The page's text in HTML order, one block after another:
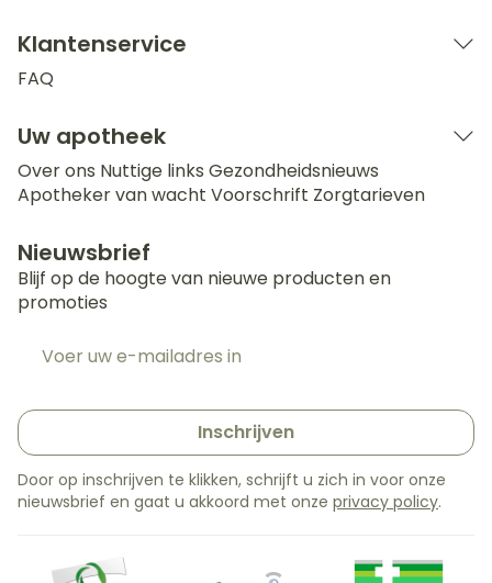
Klantenservice
FAQ
Uw apotheek
Over ons Nuttige links Gezondheidsnieuws
Apotheker van wacht Voorschrift Zorgtarieven
Nieuwsbrief
Blijf op de hoogte van nieuwe producten en
promoties
Inschrijven
Door op inschrijven te klikken, schrijft u zich in voor onze
nieuwsbrief en gaat u akkoord met onze privacy policy.